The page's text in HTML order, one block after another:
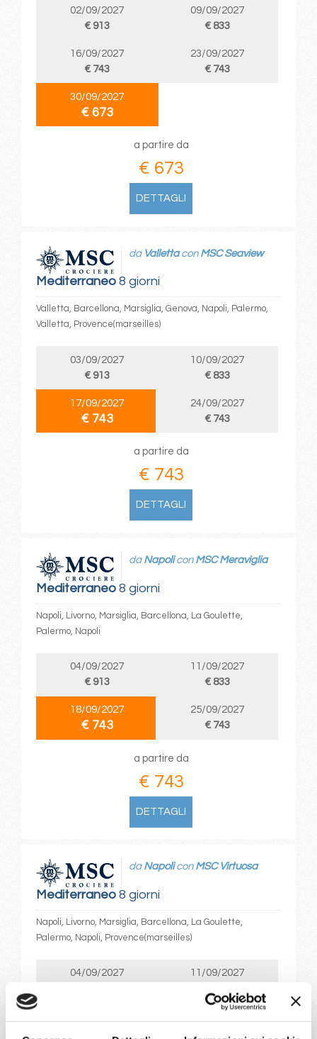
02/09/2027
€ 913
09/09/2027
€ 833
16/09/2027
€ 743
23/09/2027
€ 743
30/09/2027
€ 673
a partire da
€ 673
DETTAGLI
Mediterraneo8 giorni
da Vallettacon MSC Seaview
Valletta, Barcellona, Marsiglia, Genova, Napoli, Palermo,
Valletta, Provence(marseilles)
03/09/2027
€ 913
10/09/2027
€ 833
17/09/2027
€ 743
24/09/2027
€ 743
a partire da
€ 743
DETTAGLI
Mediterraneo8 giorni
da Napolicon MSC Meraviglia
Napoli, Livorno, Marsiglia, Barcellona, La Goulette,
Palermo, Napoli
04/09/2027
€ 913
11/09/2027
€ 833
18/09/2027
€ 743
25/09/2027
€ 743
a partire da
€ 743
DETTAGLI
Mediterraneo8 giorni
da Napolicon MSC Virtuosa
Napoli, Livorno, Marsiglia, Barcellona, La Goulette,
Palermo, Napoli, Provence(marseilles)
04/09/2027
11/09/2027